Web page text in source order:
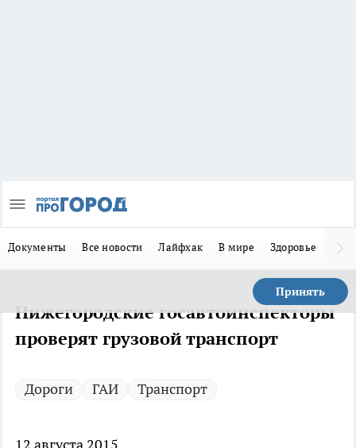
Документы Все новости Лайфхак В мире Здоровье
Принять
Нижегородские госавтоинспекторы
проверят грузовой транспорт
Дороги ГАИ Транспорт